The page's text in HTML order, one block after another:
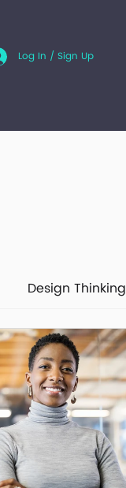
Log In / Sign Up
Design Thinking